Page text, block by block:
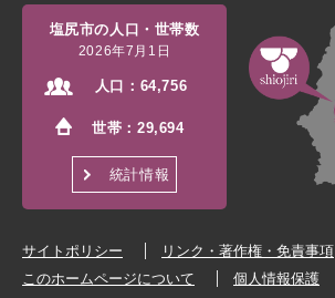
塩尻市の人口・世帯数
2026年7月1日
人口： 64,756
世帯：29,694
統計情報
サイトポリシー
リンク・著作権・免責事項
このホームページについて
個人情報保護